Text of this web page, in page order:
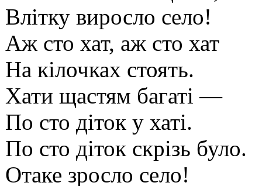
Влітку виросло село!
Аж сто хат, аж сто хат
На кілочках стоять.
Хати щастям багаті —
По сто діток у хаті.
По сто діток скрізь було.
Отаке зросло село!